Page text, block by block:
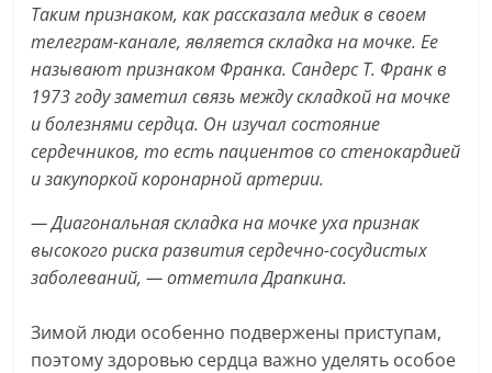
Таким признаком, как рассказала медик в своем
телеграм-канале, является складка на мочке. Ее
называют признаком Франка. Сандерс Т. Франк в
1973 году заметил связь между складкой на мочке
и болезнями сердца. Он изучал состояние
сердечников, то есть пациентов со стенокардией
и закупоркой коронарной артерии.
— Диагональная складка на мочке уха признак
высокого риска развития сердечно-сосудистых
заболеваний, — отметила Драпкина.
Зимой люди особенно подвержены приступам,
поэтому здоровью сердца важно уделять особое